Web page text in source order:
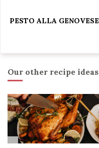
PESTO ALLA GENOVESE
Our other recipe ideas